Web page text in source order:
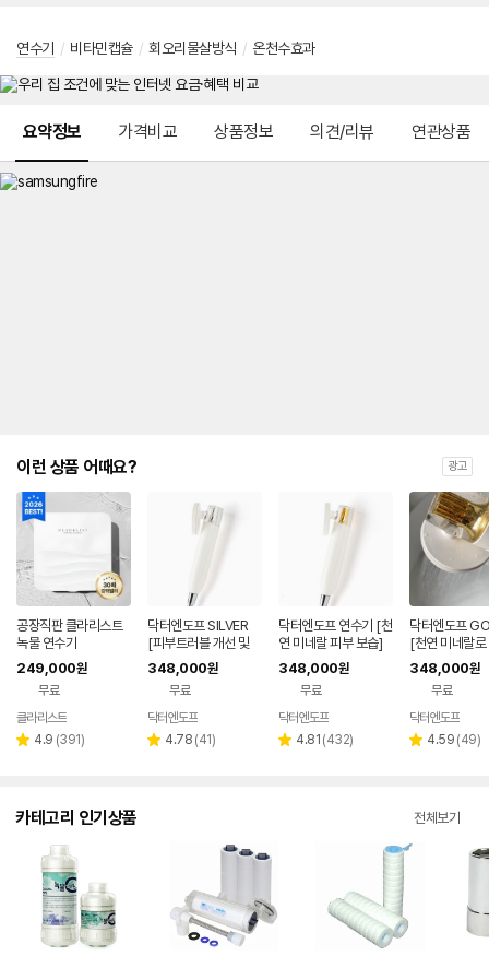
연수기 / 비타민캡슐 / 회오리물살방식 / 온천수효과
요약정보 가격비교 상품정보 의견/리뷰 연관상품
이런 상품 어때요? 광고
공장직판 클라리스트
녹물 연수기
249,000원
무료
클라리스트
별 4.9 리
(391)
닥터엔도프 SILVER
[피부트러블 개선 및
예방]
348,000원
무료
닥터엔도프
별 4.78 리
(41)
닥터엔도프 연수기 [천
연 미네랄 피부 보습]
348,000원
무료
닥터엔도프
별 4.81 리
(432)
닥터엔도프
[천연 미네랄로
습]
348,000원
무료
닥터엔도프
별 4.59 리
(49)
카테고리 인기상품 전체보기